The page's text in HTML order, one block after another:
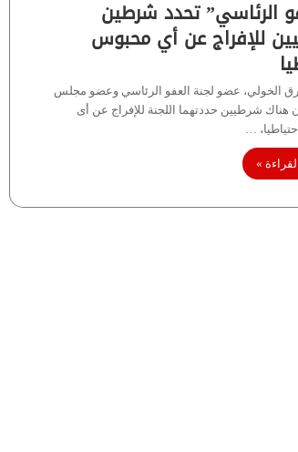
الرئاسي” تحدد شرطين
للإفراج عن أي محبوس
الخولي، عضو لجنة العفو الرئاسي وعضو مجلس
هناك شرطيين حددتهما اللجنة للإفراج عن أى
…
»